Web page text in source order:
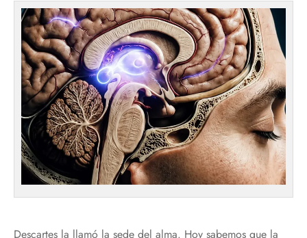
Descartes la llamó la sede del alma. Hoy sabemos que la